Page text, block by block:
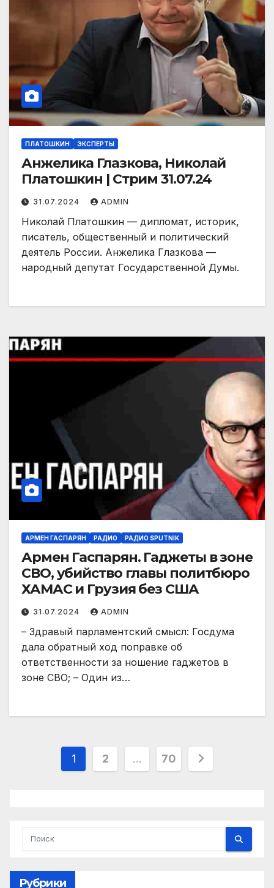
ПЛАТОШКИН ЭКСПЕРТЫ
Анжелика Глазкова, Николай
Платошкин | Стрим 31.07.24
31.07.2024 ADMIN
Николай Платошкин — дипломат, историк,
писатель, общественный и политический
деятель России. Анжелика Глазкова —
народный депутат Государственной Думы.
АРМЕН ГАСПАРЯН РАДИО РАДИО SPUTNIK
Армен Гаспарян. Гаджеты в зоне
СВО, убийство главы политбюро
ХАМАС и Грузия без США
31.07.2024 ADMIN
– Здравый парламентский смысл: Госдума
дала обратный ход поправке об
ответственности за ношение гаджетов в
зоне СВО; – Один из…
Пагинация
1 2 … 70
Рубрики